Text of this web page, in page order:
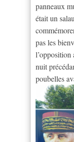
panneaux
était un
pas les
l’opposition
nuit
poubelles